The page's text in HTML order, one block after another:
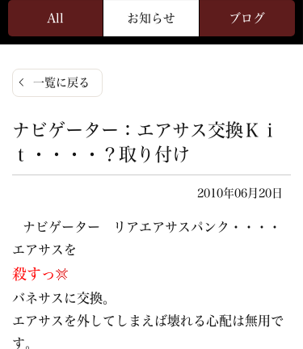
All お知らせ ブログ
一覧に戻る
ナビゲーター：エアサス交換Ｋｉ
ｔ・・・・？取り付け
2010年06月20日
ナビゲーター リアエアサスパンク・・・・
エアサスを
殺すっ
バネサスに交換。
エアサスを外してしまえば壊れる心配は無用で
す。